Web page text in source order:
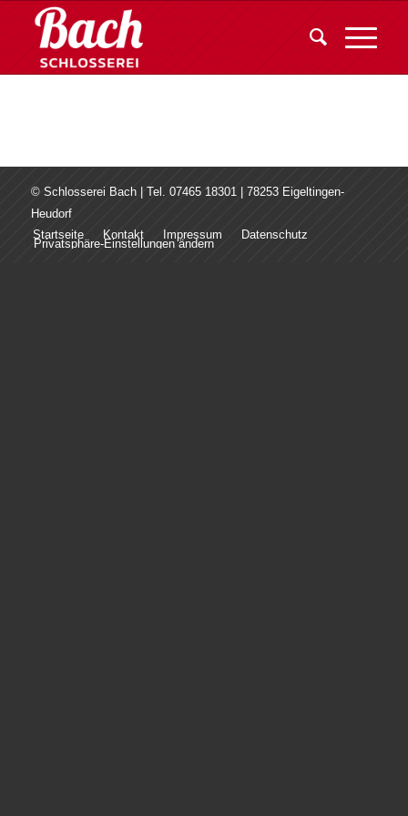
© Schlosserei Bach | Tel. 07465 18301 | 78253 Eigeltingen-
Heudorf
Startseite
Kontakt Impressum Datenschutz
Privatsphäre-Einstellungen ändern